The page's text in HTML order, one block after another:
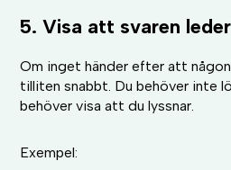
5. Visa att svaren
Om inget händer efter att
tilliten snabbt. Du behöver inte
behöver visa att du lyssnar.
Exempel: